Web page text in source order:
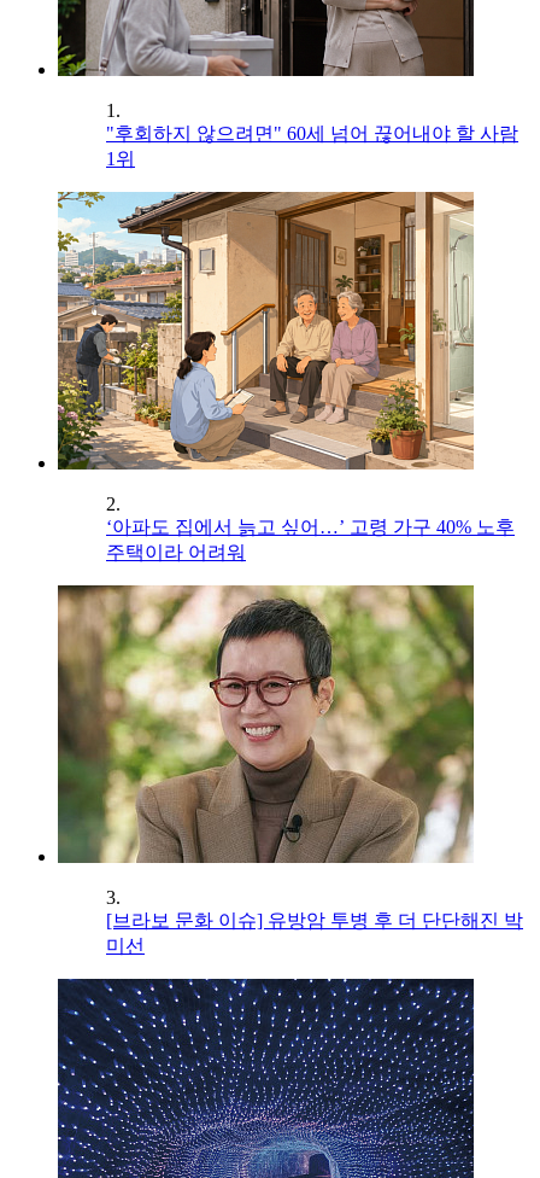
1.
"후회하지 않으려면" 60세 넘어 끊어내야 할 사람
1위
2.
‘아파도 집에서 늙고 싶어…’ 고령 가구 40% 노후
주택이라 어려워
3.
[브라보 문화 이슈] 유방암 투병 후 더 단단해진 박
미선